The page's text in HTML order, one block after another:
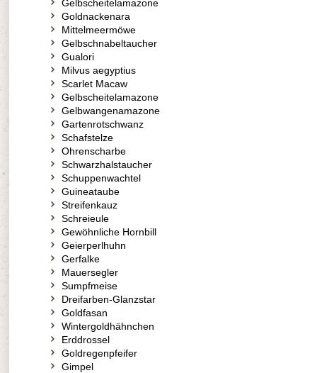
Gelbscheitelamazone
Goldnackenara
Mittelmeermöwe
Gelbschnabeltaucher
Gualori
Milvus aegyptius
Scarlet Macaw
Gelbscheitelamazone
Gelbwangenamazone
Gartenrotschwanz
Schafstelze
Ohrenscharbe
Schwarzhalstaucher
Schuppenwachtel
Guineataube
Streifenkauz
Schreieule
Gewöhnliche Hornbill
Geierperlhuhn
Gerfalke
Mauersegler
Sumpfmeise
Dreifarben-Glanzstar
Goldfasan
Wintergoldhähnchen
Erddrossel
Goldregenpfeifer
Gimpel